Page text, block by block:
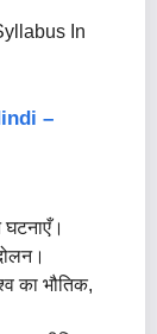
In
–
घटनाएँ।
का भौतिक,